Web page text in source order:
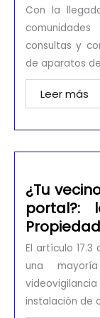
Con la
consultas y
de aparatos
Leer más
¿Tu
El artículo
una
instalación de